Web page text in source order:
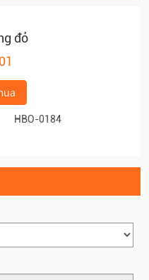
đỏ
HBO-0184